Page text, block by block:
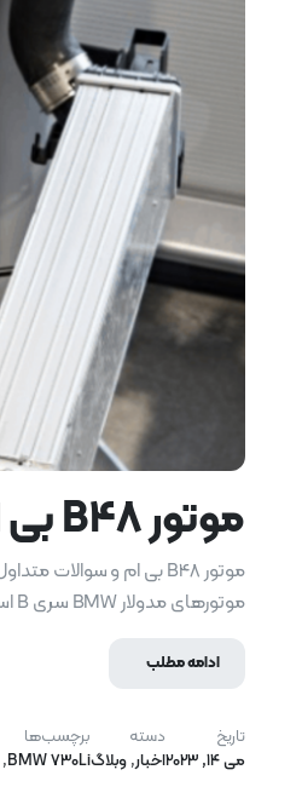
موتور B48 بی ام و
موتورهای مدولار BMW سری B است. این خودرو بر اساس همان طراحی اولیه 6 سیلندر B58 با دو سیلندر کمتر ساخته شده است. موتور B48 BMW نیز
ادامه مطلب
تاریخ
می 14, 2023
دسته
اخبار,وبلاگ
برچسب‌ها
BMW 730Li
,